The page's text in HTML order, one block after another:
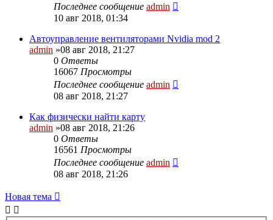
Последнее сообщение admin
10 авг 2018, 01:34
Автоуправление вентиляторами Nvidia mod 2
admin »08 авг 2018, 21:27
0 Ответы
16067 Просмотры
Последнее сообщение admin
08 авг 2018, 21:27
Как физически найти карту
admin »08 авг 2018, 21:26
0 Ответы
16561 Просмотры
Последнее сообщение admin
08 авг 2018, 21:26
Новая тема